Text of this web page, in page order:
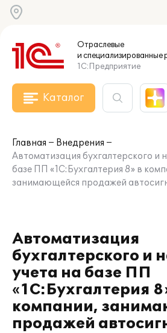
Отраслевые
и специализированные
1С:Предприятие
Каталог
Главная
Внедрения
Автоматизация бухгалтерского и
базе ПП «1С:Бухгалтерия 8» в
занимающейся продажей
Автоматизация
бухгалтерского и
учета на базе ПП
«1С:Бухгалтерия
компании,
продажей